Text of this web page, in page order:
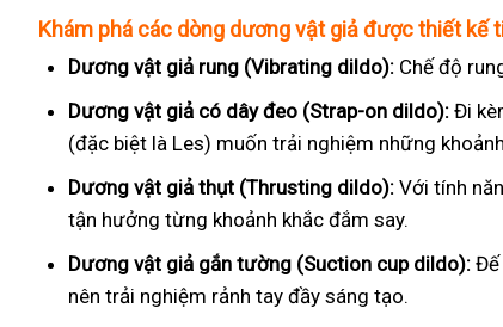
Khám phá các dòng dương vật giả được thiết kế
Dương vật giả rung (Vibrating dildo): Chế độ
Dương vật giả có dây đeo (Strap-on dildo): Đi
(đặc biệt là Les) muốn trải nghiệm những
Dương vật giả thụt (Thrusting dildo): Với tính
tận hưởng từng khoảnh khắc đắm say.
Dương vật giả gắn tường (Suction cup dildo): Đế
nên trải nghiệm rảnh tay đầy sáng tạo.